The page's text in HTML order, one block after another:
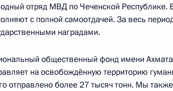
2025 года, 21:25 Москва, Кремль
2025 года, 20:10 Москва, Кремль
отряд МВД по Чеченской Республике.
с полной самоотдачей. За весь
наградами.
общественный фонд имени
на освобождённую территорию
отправлено более 27 тысяч тонн. Мы